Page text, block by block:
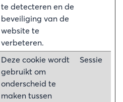
te detecteren en de
beveiliging van de
website te
verbeteren.
Deze cookie wordt
gebruikt om
onderscheid te
maken tussen
Sessie